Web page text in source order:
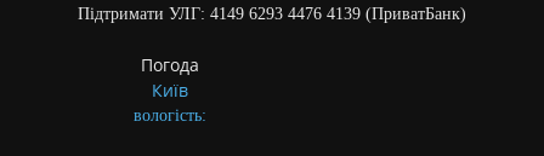
Підтримати УЛГ: 4149 6293 4476 4139 (ПриватБанк)
Погода
Київ
вологість: